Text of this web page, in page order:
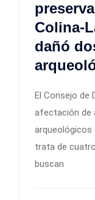
Colina-
dañó
El Consejo de
afectación de
arqueológicos
trata de
buscan